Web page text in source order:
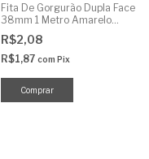
Fita De Gorgurão Dupla Face
38mm 1 Metro Amarelo
Vermelho
R$2,08
R$1,87 com Pix